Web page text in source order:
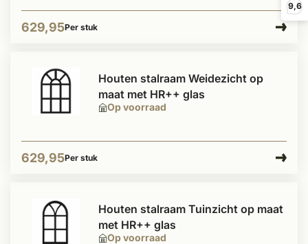
9,6
629,95Per stuk
Op voorraad
Houten stalraam Weidezicht op
maat met HR++ glas
629,95Per stuk
Op voorraad
Houten stalraam Tuinzicht op maat
met HR++ glas